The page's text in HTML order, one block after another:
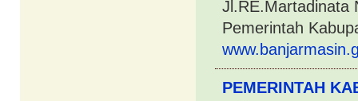
Jl.RE.Martadinata
Pemerintah
PEMERINTAH